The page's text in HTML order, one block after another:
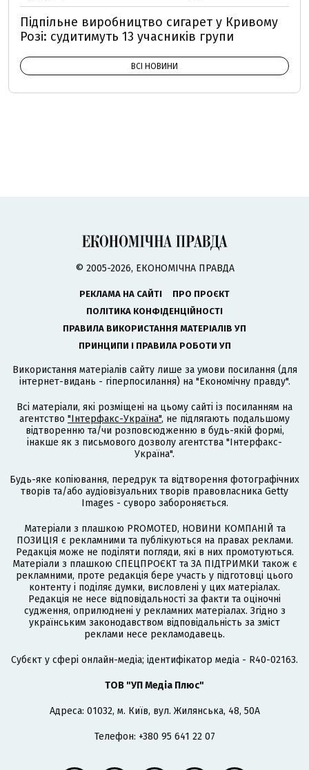
Підпільне виробництво сигарет у Кривому
Розі: судитимуть 13 учасників групи
ВСІ НОВИНИ
© 2005-2026, ЕКОНОМІЧНА ПРАВДА
РЕКЛАМА НА САЙТІ
ПРО ПРОЄКТ
ПОЛІТИКА КОНФІДЕНЦІЙНОСТІ
ПРАВИЛА ВИКОРИСТАННЯ МАТЕРІАЛІВ УП
ПРИНЦИПИ І ПРАВИЛА РОБОТИ УП
Використання матеріалів сайту лише за умови посилання (для
інтернет-видань - гіперпосилання) на "Економічну правду".
Всі матеріали, які розміщені на цьому сайті із посиланням на
агентство "Інтерфакс-Україна", не підлягають подальшому
відтворенню та/чи розповсюдженню в будь-якій формі,
інакше як з письмового дозволу агентства "Інтерфакс-
Україна".
Будь-яке копіювання, передрук та відтворення фотографічних
творів та/або аудіовізуальних творів правовласника Getty
Images - суворо забороняється.
Матеріали з плашкою PROMOTED, НОВИНИ КОМПАНІЙ та
ПОЗИЦІЯ є рекламними та публікуються на правах реклами.
Редакція може не поділяти погляди, які в них промотуються.
Матеріали з плашкою СПЕЦПРОЄКТ та ЗА ПІДТРИМКИ також є
рекламними, проте редакція бере участь у підготовці цього
контенту і поділяє думки, висловлені у цих матеріалах.
Редакція не несе відповідальності за факти та оціночні
судження, оприлюднені у рекламних матеріалах. Згідно з
українським законодавством відповідальність за зміст
реклами несе рекламодавець.
Cубєкт у сфері онлайн-медіа; ідентифікатор медіа - R40-02163.
ТОВ "УП Медіа Плюс"
Адреса: 01032, м. Київ, вул. Жилянська, 48, 50А
Телефон: +380 95 641 22 07